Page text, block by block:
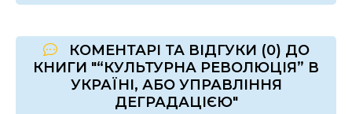
КОМЕНТАРІ ТА ВІДГУКИ (0) ДО
КНИГИ "“КУЛЬТУРНА РЕВОЛЮЦІЯ” В
УКРАЇНІ, АБО УПРАВЛІННЯ
ДЕГРАДАЦІЄЮ"